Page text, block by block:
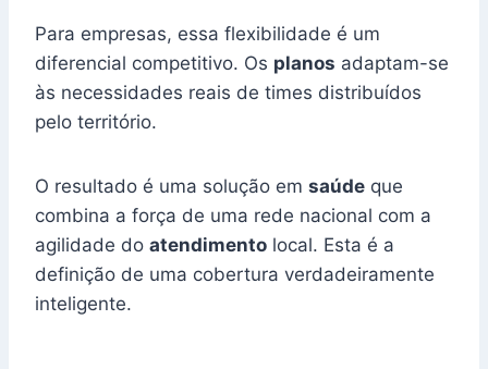
Para empresas, essa flexibilidade é um
diferencial competitivo. Os planos adaptam-se
às necessidades reais de times distribuídos
pelo território.
O resultado é uma solução em saúde que
combina a força de uma rede nacional com a
agilidade do atendimento local. Esta é a
definição de uma cobertura verdadeiramente
inteligente.